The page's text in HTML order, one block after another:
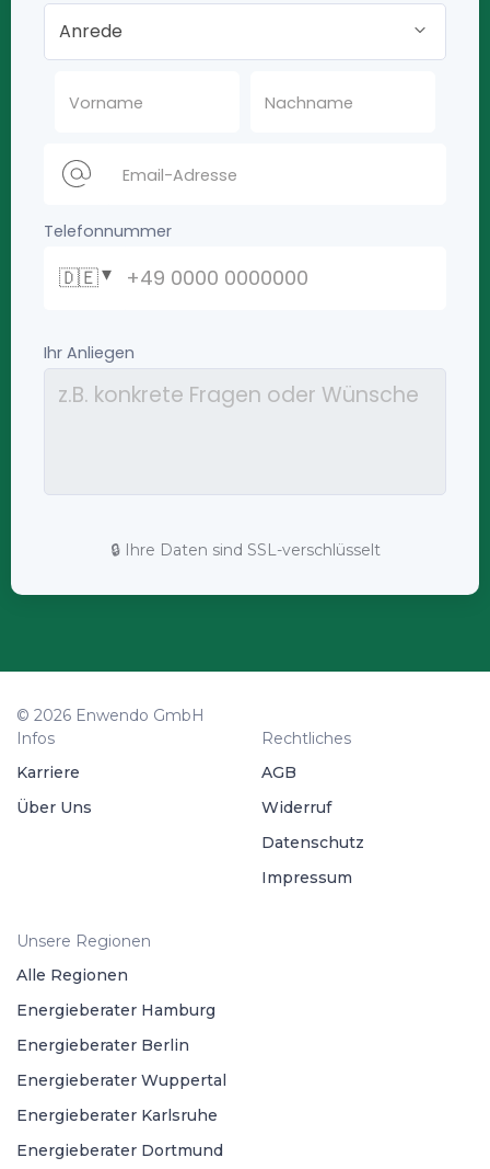
🔒 Ihre Daten sind SSL-verschlüsselt
© 2026 Enwendo GmbH
Infos
Karriere
Über Uns
Rechtliches
AGB
Widerruf
Datenschutz
Impressum
Unsere Regionen
Alle Regionen
Energieberater Hamburg
Energieberater Berlin
Energieberater Wuppertal
Energieberater Karlsruhe
Energieberater Dortmund